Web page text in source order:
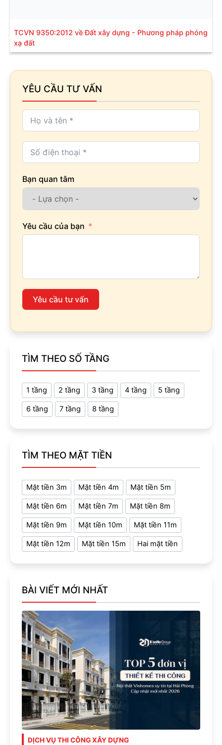
TCVN 9350:2012 về Đất xây dựng - Phương pháp phóng
xạ đất
YÊU CẦU TƯ VẤN
Bạn quan tâm
Yêu cầu của bạn
Yêu cầu tư vấn
TÌM THEO SỐ TẦNG
1 tầng 2 tầng 3 tầng 4 tầng 5 tầng
6 tầng 7 tầng 8 tầng
TÌM THEO MẶT TIỀN
Mặt tiền 3m Mặt tiền 4m Mặt tiền 5m
Mặt tiền 6m Mặt tiền 7m Mặt tiền 8m
Mặt tiền 9m Mặt tiền 10m Mặt tiền 11m
Mặt tiền 12m Mặt tiền 15m Hai mặt tiền
BÀI VIẾT MỚI NHẤT
DỊCH VỤ THI CÔNG XÂY DỰNG